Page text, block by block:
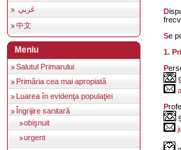
中文
Meniu
Salutul Primarului
Primăria cea mai apropiată
Luarea în evidenţa populaţiei
Îngrijire sanitară
obişnuit
urgent
Dispune de un serviciu de traducere pentru consultanță în cele mai
Se
1.